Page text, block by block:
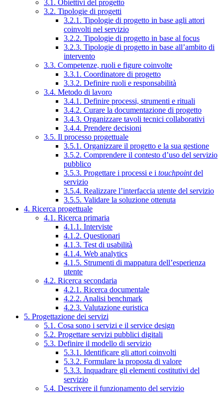
3.1. Obiettivi del progetto
3.2. Tipologie di progetti
3.2.1. Tipologie di progetto in base agli attori
coinvolti nel servizio
3.2.2. Tipologie di progetto in base al focus
3.2.3. Tipologie di progetto in base all’ambito di
intervento
3.3. Competenze, ruoli e figure coinvolte
3.3.1. Coordinatore di progetto
3.3.2. Definire ruoli e responsabilità
3.4. Metodo di lavoro
3.4.1. Definire processi, strumenti e rituali
3.4.2. Curare la documentazione di progetto
3.4.3. Organizzare tavoli tecnici collaborativi
3.4.4. Prendere decisioni
3.5. Il processo progettuale
3.5.1. Organizzare il progetto e la sua gestione
3.5.2. Comprendere il contesto d’uso del servizio
pubblico
3.5.3. Progettare i processi e i touchpointdel
servizio
3.5.4. Realizzare l’interfaccia utente del servizio
3.5.5. Validare la soluzione ottenuta
4. Ricerca progettuale
4.1. Ricerca primaria
4.1.1. Interviste
4.1.2. Questionari
4.1.3. Test di usabilità
4.1.4. Web analytics
4.1.5. Strumenti di mappatura dell’esperienza
utente
4.2. Ricerca secondaria
4.2.1. Ricerca documentale
4.2.2. Analisi benchmark
4.2.3. Valutazione euristica
5. Progettazione dei servizi
5.1. Cosa sono i servizi e il service design
5.2. Progettare servizi pubblici digitali
5.3. Definire il modello di servizio
5.3.1. Identificare gli attori coinvolti
5.3.2. Formulare la proposta di valore
5.3.3. Inquadrare gli elementi costitutivi del
servizio
5.4. Descrivere il funzionamento del servizio